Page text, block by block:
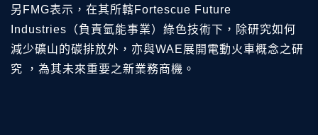
另FMG表示，在其所轄Fortescue Future
Industries（負責氫能事業）綠色技術下，除研究如何
減少礦山的碳排放外，亦與WAE展開電動火車概念之研
究 ，為其未來重要之新業務商機。